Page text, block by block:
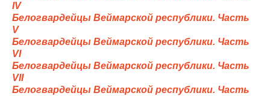
IV
Белогвардейцы Веймарской республики. Часть
V
Белогвардейцы Веймарской республики. Часть
VI
Белогвардейцы Веймарской республики. Часть
VII
Белогвардейцы Веймарской республики. Часть